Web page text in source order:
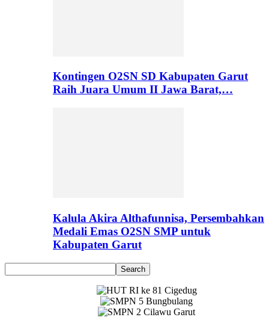
Kontingen O2SN SD Kabupaten Garut
Raih Juara Umum II Jawa Barat,…
Kalula Akira Althafunnisa, Persembahkan
Medali Emas O2SN SMP untuk
Kabupaten Garut